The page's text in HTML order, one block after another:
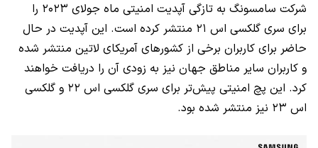
شرکت سامسونگ به تازگی آپدیت امنیتی ماه جولای ۲۰۲۳ را
برای سری گلکسی اس ۲۱ منتشر کرده است. این آپدیت در حال
حاضر برای کاربران برخی از کشور‌های آمریکای لاتین منتشر شده
و کاربران سایر مناطق جهان نیز به زودی آن را دریافت خواهند
کرد. این پچ امنیتی پیش‌تر برای سری گلکسی اس ۲۲ و گلکسی
اس ۲۳ نیز منتشر شده بود.